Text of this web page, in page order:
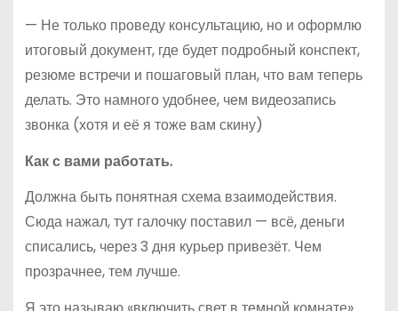
— Не только проведу консультацию, но и оформлю
итоговый документ, где будет подробный конспект,
резюме встречи и пошаговый план, что вам теперь
делать. Это намного удобнее, чем видеозапись
звонка (хотя и её я тоже вам скину)
Как с вами работать.
Должна быть понятная схема взаимодействия.
Сюда нажал, тут галочку поставил — всё, деньги
списались, через 3 дня курьер привезёт. Чем
прозрачнее, тем лучше.